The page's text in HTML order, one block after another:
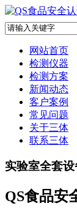
网站首页
检测仪器
检测方案
新闻动态
客户案例
常见问题
关于三体
联系三体
实验室全套设
QS食品安